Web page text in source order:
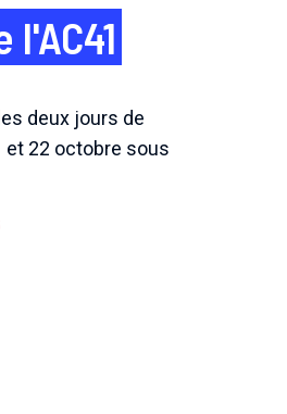
deux jours de
et 22 octobre sous